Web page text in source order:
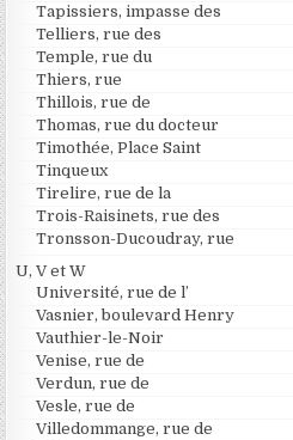
Tapissiers, impasse des
Telliers, rue des
Temple, rue du
Thiers, rue
Thillois, rue de
Thomas, rue du docteur
Timothée, Place Saint
Tinqueux
Tirelire, rue de la
Trois-Raisinets, rue des
Tronsson-Ducoudray, rue
U, V et W
Université, rue de l’
Vasnier, boulevard Henry
Vauthier-le-Noir
Venise, rue de
Verdun, rue de
Vesle, rue de
Villedommange, rue de